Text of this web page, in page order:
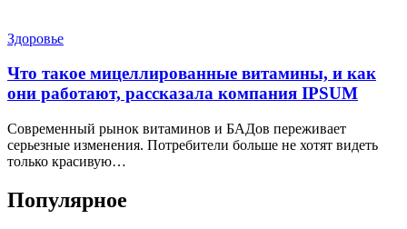
Здоровье
Что такое мицеллированные витамины, и как
они работают, рассказала компания IPSUM
Современный рынок витаминов и БАДов переживает
серьезные изменения. Потребители больше не хотят видеть
только красивую…
Популярное